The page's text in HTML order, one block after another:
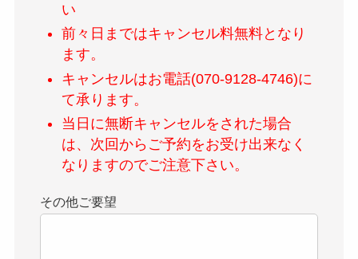
い
前々日まではキャンセル料無料となり
ます。
キャンセルはお電話(070-9128-4746)に
て承ります。
当日に無断キャンセルをされた場合
は、次回からご予約をお受け出来なく
なりますのでご注意下さい。
その他ご要望